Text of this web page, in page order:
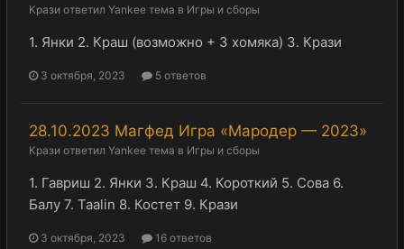
Крази ответил Yankee тема в Игры и сборы
1. Янки 2. Краш (возможно + 3 хомяка) 3. Крази
3 октября, 2023 5 ответов
28.10.2023 Магфед Игра «Мародер — 2023»
Крази ответил Yankee тема в Игры и сборы
1. Гавриш 2. Янки 3. Краш 4. Короткий 5. Сова 6.
Балу 7. Taalin 8. Костет 9. Крази
3 октября, 2023 16 ответов